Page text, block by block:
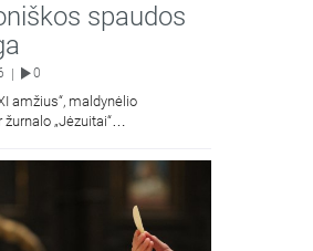
spaudos
| 0
amžius“, maldynėlio
žurnalo „Jėzuitai“